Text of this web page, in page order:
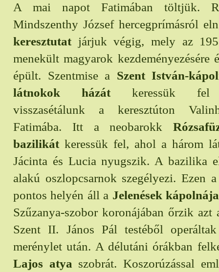
A mai napot Fatimában töltjük.
Mindszenthy József hercegprímásról
keresztutatjárjuk végig, mely az
menekült magyarok kezdeményezésére
épült. Szentmise a Szent István-
látnokok házátkeressük
visszasétálunk a keresztúton
Fatimába. Itt a neobarokk
bazilikátkeressük fel, ahol a három
Jácinta és Lucia nyugszik. A bazilika
alakú oszlopcsarnok szegélyezi. Ezen
pontos helyén áll a Jelenések kápolnája
Szűzanya-szobor koronájában őrzik
Szent II. János Pál testéből
merénylet után. A délutáni órákban
Lajos atya szobrát. Koszorúzással